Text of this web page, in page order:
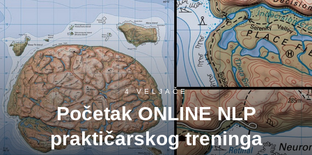
4 VELJAČE
Početak ONLINE NLP
praktičarskog treninga